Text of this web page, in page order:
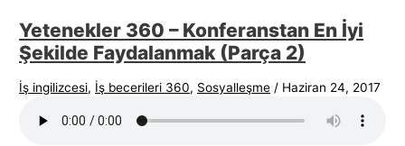
Yetenekler 360 – Konferanstan En İyi
Şekilde Faydalanmak (Parça 2)
İş ingilizcesi, İş becerileri 360, Sosyalleşme / Haziran 24, 2017